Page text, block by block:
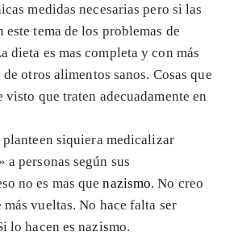
medidas necesarias pero si las
este tema de los problemas de
dieta es mas completa y con más
otros alimentos sanos. Cosas que
visto que traten adecuadamente en
planteen siquiera medicalizar
personas según sus
no es mas quenazismo. No creo
vueltas. No hace falta ser
lo hacen es nazismo.